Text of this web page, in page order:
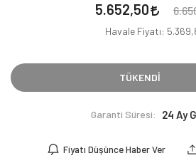
5.652,50
Havale Fiyatı:
TÜKENDİ
Garanti Süresi: 24 Ay
Fiyatı Düşünce Haber Ver